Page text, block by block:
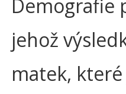
Demografie
jehož
matek,